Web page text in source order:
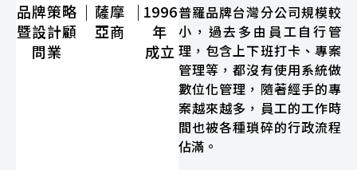
品牌策略
暨設計顧
問業
｜ 薩摩
亞商
｜1996
年
成立
普羅品牌台灣分公司規模較
小，過去多由員工自行管
理，包含上下班打卡、專案
管理等，都沒有使用系統做
數位化管理，隨著經手的專
案越來越多，員工的工作時
間也被各種瑣碎的行政流程
佔滿。